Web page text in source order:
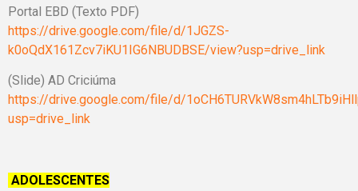
Portal EBD (Texto PDF)
https://drive.google.com/file/d/1JGZS-
k0oQdX161Zcv7iKU1IG6NBUDBSE/view?usp=drive_link
(Slide) AD Criciúma
https://drive.google.com/file/d/
usp=drive_link
ADOLESCENTES